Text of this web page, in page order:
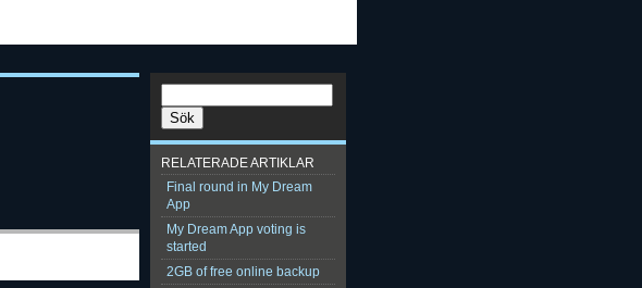
RELATERADE ARTIKLAR
Final round in My Dream
App
My Dream App voting is
started
2GB of free online backup